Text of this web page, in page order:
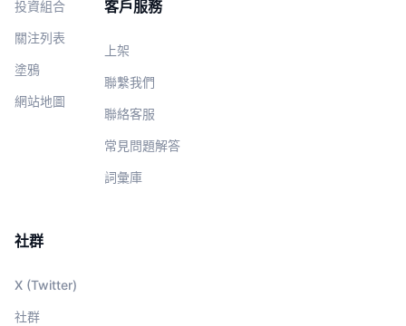
投資組合
關注列表
塗鴉
網站地圖
客戶服務
上架
聯繫我們
聯絡客服
常見問題解答
詞彙庫
社群
X (Twitter)
社群